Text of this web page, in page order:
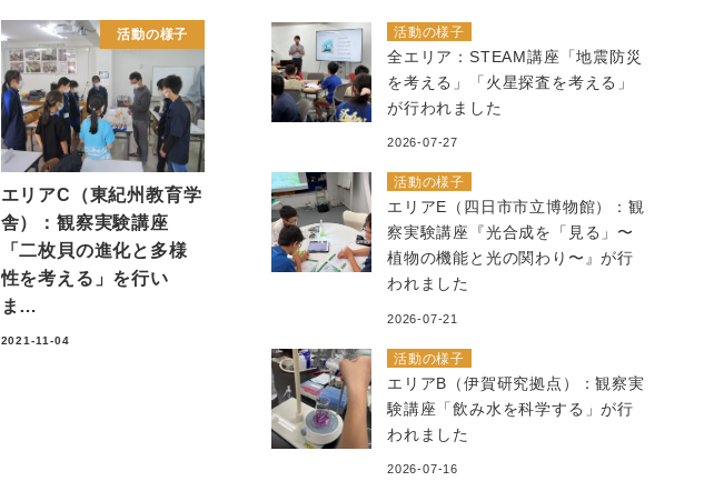
活動の様子
エリアC（東紀州教育学
舎）：観察実験講座
「二枚貝の進化と多様
性を考える」を行い
ま…
2021-11-04
活動の様子
全エリア：STEAM講座「地震防災
を考える」「火星探査を考える」
が行われました
2026-07-27
活動の様子
エリアE（四日市市立博物館）：観
察実験講座『光合成を「見る」〜
植物の機能と光の関わり〜』が行
われました
2026-07-21
活動の様子
エリアB（伊賀研究拠点）：観察実
験講座「飲み水を科学する」が行
われました
2026-07-16